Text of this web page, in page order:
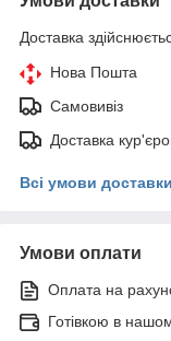
Доставка
Нова Пошта
Самовивіз
Доставка
Всі умови доставки
Умови оплати
Оплата на
Готівкою в